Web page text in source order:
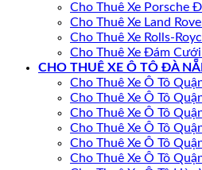
Cho Thuê Xe Porsche
Cho Thuê Xe Land
Cho Thuê Xe Rolls-
Cho Thuê Xe Đám
CHO THUÊ XE Ô TÔ ĐÀ
Cho Thuê Xe Ô Tô
Cho Thuê Xe Ô Tô
Cho Thuê Xe Ô Tô
Cho Thuê Xe Ô Tô
Cho Thuê Xe Ô Tô
Cho Thuê Xe Ô Tô